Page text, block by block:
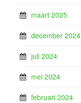
maart 2025
december 2024
juli 2024
mei 2024
februari 2024